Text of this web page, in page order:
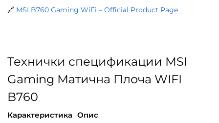
🔗 MSI B760 Gaming WiFi – Official Product Page
Технички спецификации MSI
Gaming Матична Плоча WIFI
B760
Карактеристика Опис